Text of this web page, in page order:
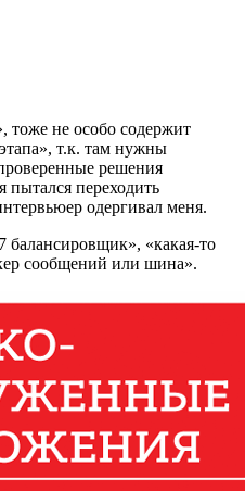
тоже не особо содержит
т.к. там нужны
решения
переходить
одергивал меня.
балансировщик», «какая‑то
сообщений или шина».